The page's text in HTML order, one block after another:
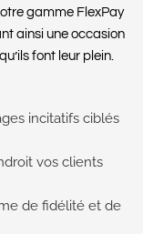
gamme FlexPay
ainsi une occasion
font leur plein.
incitatifs ciblés
vos clients
de fidélité et de